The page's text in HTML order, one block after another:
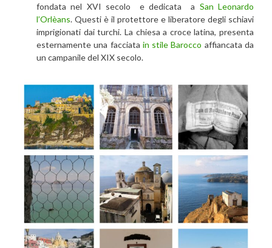
fondata nel XVI secolo e dedicata a San Leonardo
l’Orlèans. Questi è il protettore e liberatore degli schiavi
imprigionati dai turchi. La chiesa a croce latina, presenta
esternamente una facciata in stile Barocco affiancata da
un campanile del XIX secolo.